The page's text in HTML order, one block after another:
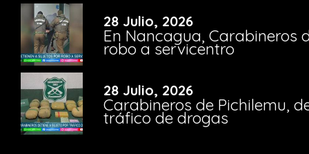
28 Julio, 2026
En Nancagua, Carabineros
robo a servicentro
28 Julio, 2026
Carabineros de Pichilemu,
tráfico de drogas